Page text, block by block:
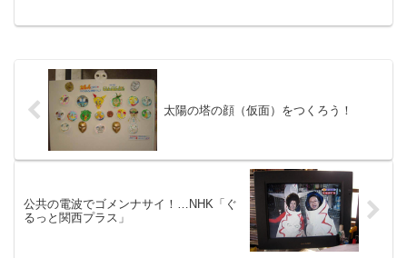
太陽の塔の顔（仮面）をつくろう！
公共の電波でゴメンナサイ！…NHK「ぐ
るっと関西プラス」